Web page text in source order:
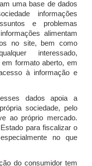
uma base de dados
informações
e problemas
alimentam
no site, bem como
interessado,
formato aberto, em
à informação e
dados apoia a
sociedade, pelo
ao próprio mercado.
para fiscalizar o
no que
do consumidor tem